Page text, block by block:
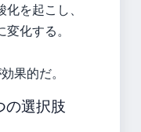
を起こし、
化する。
果的だ。
の選択肢